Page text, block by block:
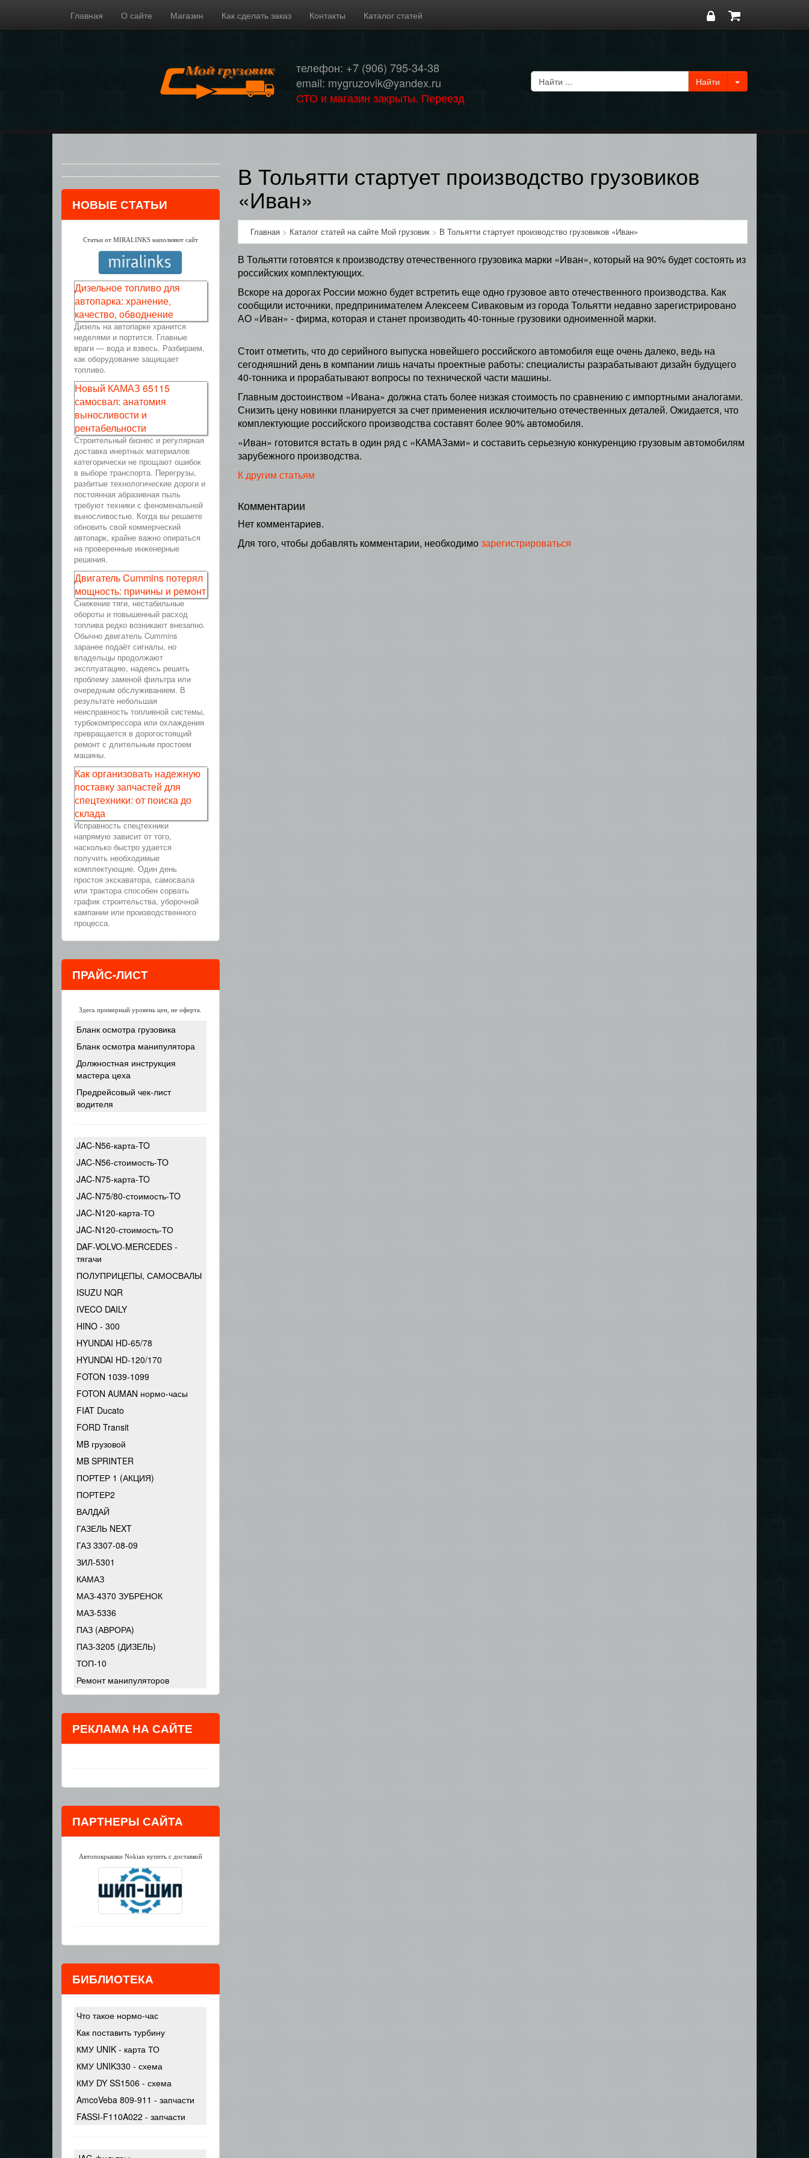
Главная О сайте Магазин Как сделать заказ Контакты Каталог статей
телефон: +7 (906) 795-34-38
email: mygruzovik@yandex.ru
СТО и магазин закрыты. Переезд
В Тольятти стартует производство грузовиков
«Иван»
Главная> Каталог статей на сайте Мой грузовик> В Тольятти стартует производство грузовиков «Иван»
В Тольятти готовятся к производству отечественного грузовика марки «Иван», который на 90% будет состоять из
российских комплектующих.
Вскоре на дорогах России можно будет встретить еще одно грузовое авто отечественного производства. Как
сообщили источники, предпринимателем Алексеем Сиваковым из города Тольятти недавно зарегистрировано
АО «Иван» - фирма, которая и станет производить 40-тонные грузовики одноименной марки.
Стоит отметить, что до серийного выпуска новейшего российского автомобиля еще очень далеко, ведь на
сегодняшний день в компании лишь начаты проектные работы: специалисты разрабатывают дизайн будущего
40-тонника и прорабатывают вопросы по технической части машины.
Главным достоинством «Ивана» должна стать более низкая стоимость по сравнению с импортными аналогами.
Снизить цену новинки планируется за счет применения исключительно отечественных деталей. Ожидается, что
комплектующие российского производства составят более 90% автомобиля.
«Иван» готовится встать в один ряд с «КАМАЗами» и составить серьезную конкуренцию грузовым автомобилям
зарубежного производства.
К другим статьям
Комментарии
Нет комментариев.
Для того, чтобы добавлять комментарии, необходимозарегистрироваться
НОВЫЕ СТАТЬИ
Статьи от MIRALINKS наполняют сайт
Дизельное топливо для
автопарка: хранение,
качество, обводнение
Дизель на автопарке хранится
неделями и портится. Главные
враги — вода и взвесь. Разбираем,
как оборудование защищает
топливо.
Новый КАМАЗ 65115
самосвал: анатомия
выносливости и
рентабельности
Строительный бизнес и регулярная
доставка инертных материалов
категорически не прощают ошибок
в выборе транспорта. Перегрузы,
разбитые технологические дороги и
постоянная абразивная пыль
требуют техники с феноменальной
выносливостью. Когда вы решаете
обновить свой коммерческий
автопарк, крайне важно опираться
на проверенные инженерные
решения.
Двигатель Cummins потерял
мощность: причины и ремонт
Снижение тяги, нестабильные
обороты и повышенный расход
топлива редко возникают внезапно.
Обычно двигатель Cummins
заранее подаёт сигналы, но
владельцы продолжают
эксплуатацию, надеясь решить
проблему заменой фильтра или
очередным обслуживанием. В
результате небольшая
неисправность топливной системы,
турбокомпрессора или охлаждения
превращается в дорогостоящий
ремонт с длительным простоем
машины.
Как организовать надежную
поставку запчастей для
спецтехники: от поиска до
склада
Исправность спецтехники
напрямую зависит от того,
насколько быстро удается
получить необходимые
комплектующие. Один день
простоя экскаватора, самосвала
или трактора способен сорвать
график строительства, уборочной
кампании или производственного
процесса.
ПРАЙС-ЛИСТ
Здесь примерный уровень цен, не оферта.
Бланк осмотра грузовика
Бланк осмотра манипулятора
Должностная инструкция
мастера цеха
Предрейсовый чек-лист
водителя
JAC-N56-карта-TO
JAC-N56-стоимость-TO
JAC-N75-карта-TO
JAC-N75/80-стоимость-TO
JAC-N120-карта-ТО
JAC-N120-стоимость-ТО
DAF-VOLVO-MERCEDES -
тягачи
ПОЛУПРИЦЕПЫ, САМОСВАЛЫ
ISUZU NQR
IVECO DAILY
HINO - 300
HYUNDAI HD-65/78
HYUNDAI HD-120/170
FOTON 1039-1099
FOTON AUMAN нормо-часы
FIAT Ducato
FORD Transit
MB грузовой
MB SPRINTER
ПОРТЕР 1 (АКЦИЯ)
ПОРТЕР2
ВАЛДАЙ
ГАЗЕЛЬ NEXT
ГАЗ 3307-08-09
ЗИЛ-5301
КАМАЗ
МАЗ-4370 ЗУБРЕНОК
МАЗ-5336
ПАЗ (АВРОРА)
ПАЗ-3205 (ДИЗЕЛЬ)
ТОП-10
Ремонт манипуляторов
РЕКЛАМА НА САЙТЕ
ПАРТНЕРЫ САЙТА
Автопокрышки Nokian купить с доставкой
БИБЛИОТЕКА
Что такое нормо-час
Как поставить турбину
КМУ UNIK - карта ТО
КМУ UNIK330 - схема
КМУ DY SS1506 - схема
AmcoVeba 809-911 - запчасти
FASSI-F110A022 - запчасти